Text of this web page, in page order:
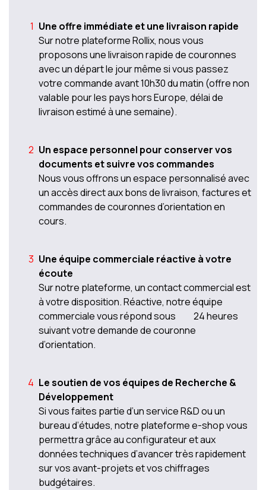
Une offre immédiate et une livraison rapide
Sur notre plateforme Rollix, nous vous
proposons une livraison rapide de couronnes
avec un départ le jour même si vous passez
votre commande avant 10h30 du matin (offre non
valable pour les pays hors Europe, délai de
livraison estimé à une semaine).
Un espace personnel pour conserver vos
documents et suivre vos commandes
Nous vous offrons un espace personnalisé avec
un accès direct aux bons de livraison, factures et
commandes de couronnes d’orientation en
cours.
Une équipe commerciale réactive à votre
écoute
Sur notre plateforme, un contact commercial est
à votre disposition. Réactive, notre équipe
commerciale vous répond sous 24 heures
suivant votre demande de couronne
d’orientation.
Le soutien de vos équipes de Recherche &
Développement
Si vous faites partie d’un service R&D ou un
bureau d’études, notre plateforme e-shop vous
permettra grâce au configurateur et aux
données techniques d’avancer très rapidement
sur vos avant-projets et vos chiffrages
budgétaires.